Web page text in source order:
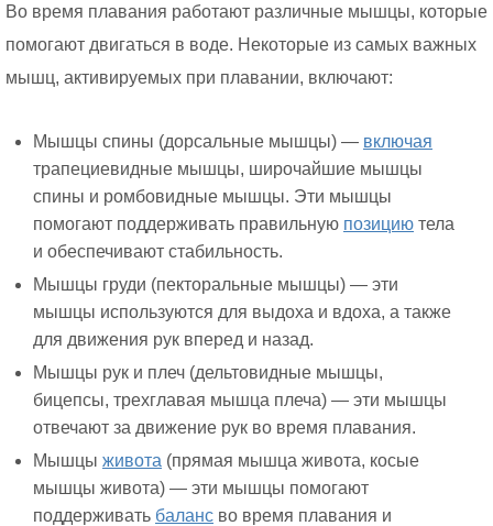
Во время плавания работают различные мышцы, которые
помогают двигаться в воде. Некоторые из самых важных
мышц, активируемых при плавании, включают:
Мышцы спины (дорсальные мышцы) — включая
трапециевидные мышцы, широчайшие мышцы
спины и ромбовидные мышцы. Эти мышцы
помогают поддерживать правильную позицию тела
и обеспечивают стабильность.
Мышцы груди (пекторальные мышцы) — эти
мышцы используются для выдоха и вдоха, а также
для движения рук вперед и назад.
Мышцы рук и плеч (дельтовидные мышцы,
бицепсы, трехглавая мышца плеча) — эти мышцы
отвечают за движение рук во время плавания.
Мышцы живота (прямая мышца живота, косые
мышцы живота) — эти мышцы помогают
поддерживать баланс во время плавания и